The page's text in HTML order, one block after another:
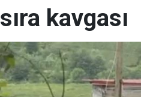
sıra kavgası